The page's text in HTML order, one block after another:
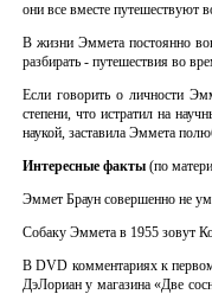
они все вместе путешествуют
В жизни Эммета постоянно
разбирать - путешествия во
Если говорить о личности
степени, что истратил на
наукой, заставила Эммета
Интересные факты (по
Эммет Браун совершенно не
Собаку Эммета в 1955 зовут
В DVD комментариях к
ДэЛориан у магазина «Две